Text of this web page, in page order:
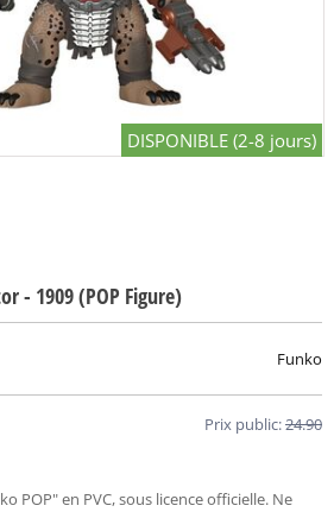
DISPONIBLE (2-8 jours)
- 1909 (POP Figure)
Funko
Prix public:24.90
POP" en PVC, sous licence officielle. Ne